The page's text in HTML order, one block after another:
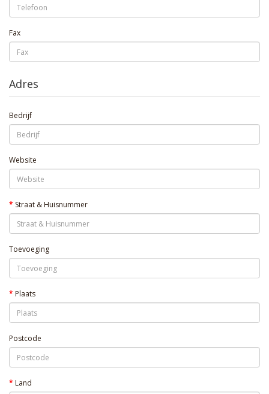
Fax
Adres
Bedrijf
Website
Straat & Huisnummer
Toevoeging
Plaats
Postcode
Land